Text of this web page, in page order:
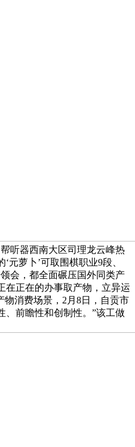
听器西南大区司理龙云峰热
元萝卜’可取围棋职业9段、
会，都全面碾压国外同类产
在正在的办事取产物，立异运
物消费场景，2月8日，自贡市
、前瞻性和创制性。”该工做